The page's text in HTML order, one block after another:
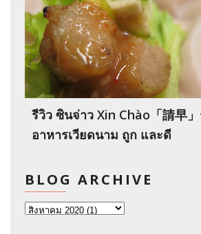
รีวิว ซินจ่าว Xin Chào「請早
อาหารเวียดนาม ถูก และดี
BLOG ARCHIVE